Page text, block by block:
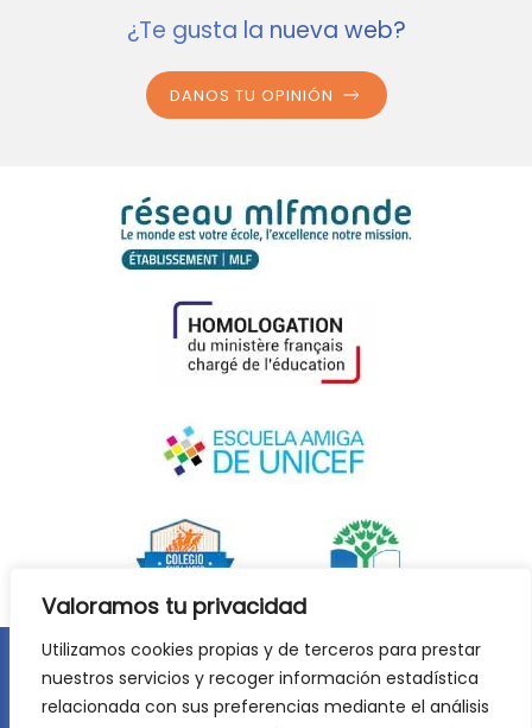
Valoramos tu privacidad
Utilizamos cookies propias y de terceros para prestar
nuestros servicios y recoger información estadística
relacionada con sus preferencias mediante el análisis
¿Te gusta la nueva web?
DANOS TU OPINIÓN
Aviso legal
Política de privacidad
Política de cookies